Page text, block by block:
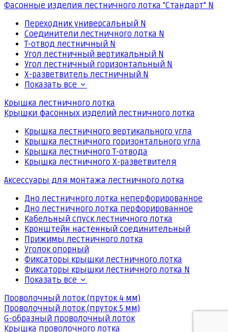
Фасонные изделия лестничного лотка "Стандарт" N
Переходник универсальный N
Соединители лестничного лотка N
Т-отвод лестничный N
Угол лестничный вертикальный N
Угол лестничный горизонтальный N
Х-разветвитель лестничный N
Показать все
Крышка лестничного лотка
Крышки фасонных изделий лестничного лотка
Крышка лестничного вертикального угла
Крышка лестничного горизонтального угла
Крышка лестничного Т-отвода
Крышка лестничного Х-разветвителя
Аксессуары для монтажа лестничного лотка
Дно лестничного лотка неперфорированное
Дно лестничного лотка перфорированное
Кабельный спуск лестничного лотка
Кронштейн настенный соединительный
Прижимы лестничного лотка
Уголок опорный
Фиксаторы крышки лестничного лотка
Фиксаторы крышки лестничного лотка N
Показать все
Проволочный лоток (пруток 4 мм)
Проволочный лоток (пруток 5 мм)
G-образный проволочный лоток
Крышка проволочного лотка